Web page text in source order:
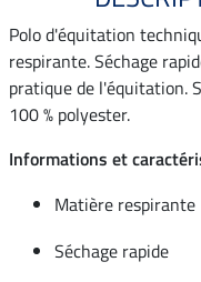
Polo d'équitation
respirante. Séchage
pratique de l'équitation.
100 % polyester.
Informations et
Matière respirante
Séchage rapide